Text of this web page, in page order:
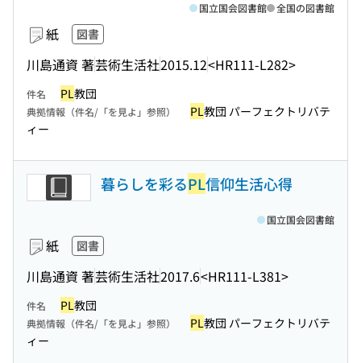
紙 図書
川島通資 著芸術生活社2015.12<HR111-L282>
国立国会図書館 全国の図書館
件名 PL教団
典拠情報（件名/「を見よ」参照） PL教団 パーフェクトリバテ
ィー
暮らしを彩るPL信仰生活心得
紙 図書
川島通資 著芸術生活社2017.6<HR111-L381>
国立国会図書館
件名 PL教団
典拠情報（件名/「を見よ」参照） PL教団 パーフェクトリバテ
ィー